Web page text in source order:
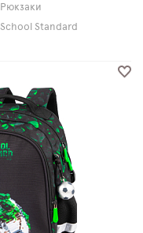
Рюкзаки
School Standard